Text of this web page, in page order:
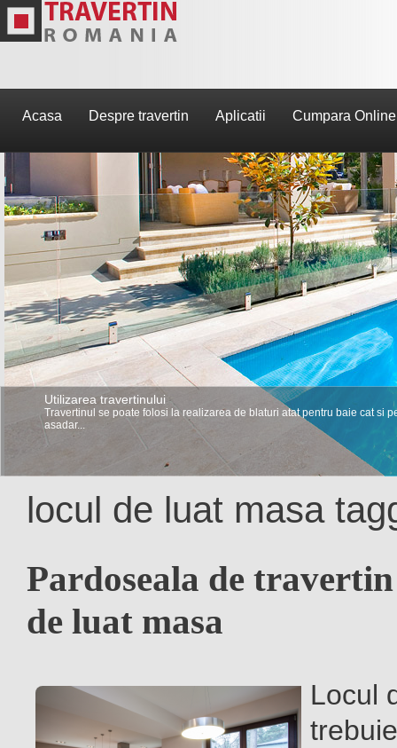
Acasa Despre travertin Aplicatii Cumpara Online
Utilizarea travertinului
Travertinul se poate folosi la realizarea de blaturi atat pentru baie cat si
asadar...
locul de luat masa
Pardoseala de
de luat masa
Locul